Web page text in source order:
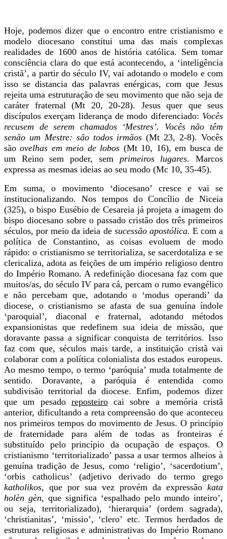
Hoje, podemos dizer que o encontro entre cristianismo e
modelo diocesano constitui uma das mais complexas
realidades de 1600 anos de história católica. Sem tomar
consciência clara do que está acontecendo, a ‘inteligência
cristã’, a partir do século IV, vai adotando o modelo e com
isso se distancia das palavras enérgicas, com que Jesus
rejeita uma estruturação de seu movimento que não seja de
caráter fraternal (Mt 20, 20-28). Jesus quer que seus
discípulos exerçam liderança de modo diferenciado: Vocês
recusem de serem chamados ‘Mestres’. Vocês não têm
senão um Mestre: são todos irmãos (Mt 23, 2-8). Vocês
sãoovelhas em meio de lobos (Mt 10, 16), em busca de
um Reino sem poder, sem primeiros lugares.
Marcos
expressa as mesmas ideias ao seu modo (Mc 10, 35-45).
Em suma, o movimento ‘diocesano’ cresce e vai se
institucionalizando. Nos tempos do Concílio de Niceia
(325), o bispo Eusébio de Cesareia já projeta a imagem do
bispo diocesano sobre o passado cristão dos três primeiros
séculos, por meio da ideia de sucessão apostólica. E com a
política de Constantino, as coisas evoluem de modo
rápido: o cristianismo se territorializa, se sacerdotaliza e se
clericaliza, adota as feições de um império religioso dentro
do Império Romano. A redefinição diocesana faz com que
muitos/as, do século IV para cá, percam o rumo evangélico
e não percebam que, adotando o ‘modus operandi’ da
diocese, o cristianismo se afasta de sua genuína índole
‘paroquial’, diaconal e fraternal, adotando métodos
expansionistas que redefinem sua ideia de missão, que
doravante passa a significar conquista de territórios. Isso
faz com que, séculos mais tarde, a instituição cristã vai
colaborar com a política colonialista dos estados europeus.
Ao mesmo tempo, o termo ‘paróquia’ muda totalmente de
sentido. Doravante, a paróquia é entendida como
subdivisão territorial da diocese. Enfim, podemos dizer
que um pesado reposteirocai sobre a memória cristã
anterior, dificultando a reta compreensão do que aconteceu
nos primeiros tempos do movimento de Jesus. O princípio
de fraternidade para além de todas as fronteiras é
substituído pelo princípio da ocupação de espaços. O
cristianismo ‘territorializado’ passa a usar termos alheios à
genuína tradição de Jesus, como ‘religio’, ‘sacerdotium’,
‘orbis catholicus’ (adjetivo derivado do termo grego
katholikos, que por sua vez provém da expressão kata
holèn gèn, que significa ‘espalhado pelo mundo inteiro’,
ou seja, territorializado), ‘hierarquia’ (ordem sagrada),
‘christianitas’, ‘missio’, ‘clero’ etc. Termos herdados de
estruturas religiosas e administrativas do Império Romano